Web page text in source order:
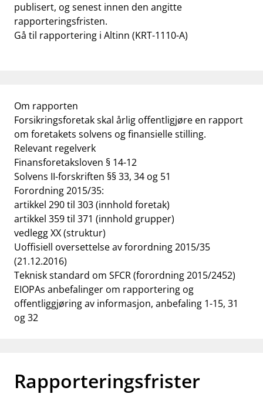
publisert, og senest innen den angitte
rapporteringsfristen.
Gå til rapportering i Altinn (KRT-1110-A)
Om rapporten
Forsikringsforetak skal årlig offentligjøre en rapport
om foretakets solvens og finansielle stilling.
Relevant regelverk
Finansforetaksloven § 14-12
Solvens II-forskriften §§ 33, 34 og 51
Forordning 2015/35:
artikkel 290 til 303 (innhold foretak)
artikkel 359 til 371 (innhold grupper)
vedlegg XX (struktur)
Uoffisiell oversettelse av forordning 2015/35
(21.12.2016)
Teknisk standard om SFCR (forordning 2015/2452)
EIOPAs anbefalinger om rapportering og
offentliggjøring av informasjon, anbefaling 1-15, 31
og 32
Rapporteringsfrister